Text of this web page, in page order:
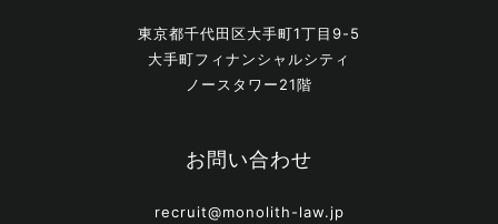
東京都千代田区大手町1丁目9-5
大手町フィナンシャルシティ
ノースタワー21階
お問い合わせ
recruit@monolith-law.jp